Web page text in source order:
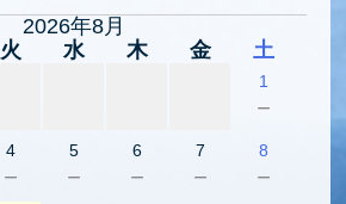
2026年8月
火 水 木 金 土
1
－
4
－
5
－
6
－
7
－
8
－